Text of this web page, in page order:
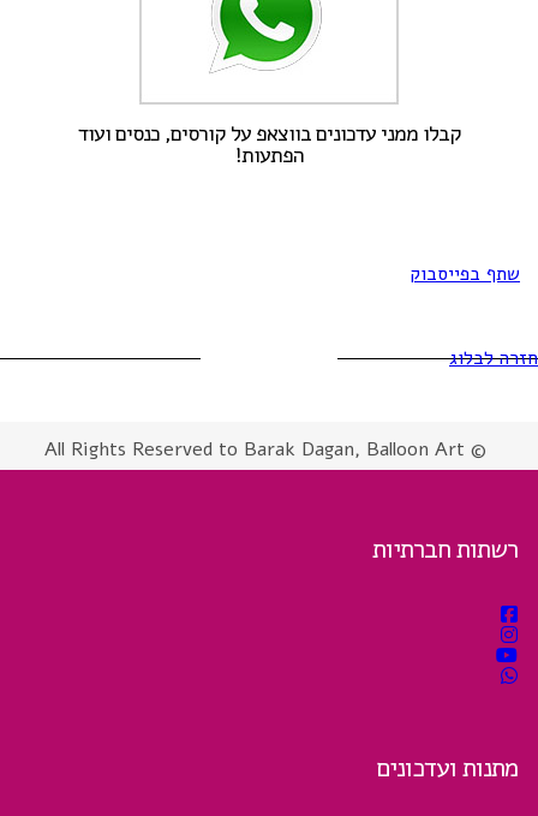
קבלו ממני עדכונים בווצאפ על קורסים, כנסים ועוד
הפתעות!
שתף בפייסבוק
חזרה לבלוג
© All Rights Reserved to Barak Dagan, Balloon Art
רשתות חברתיות
מתנות ועדכונים